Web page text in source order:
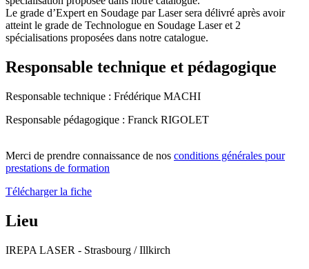
Le grade d’Expert en Soudage par Laser sera délivré après avoir
atteint le grade de Technologue en Soudage Laser et 2
spécialisations proposées dans notre catalogue.
Responsable technique et pédagogique
Responsable technique : Frédérique MACHI
Responsable pédagogique : Franck RIGOLET
Merci de prendre connaissance de nos conditions générales pour
prestations de formation
Télécharger la fiche
Lieu
IREPA LASER - Strasbourg / Illkirch